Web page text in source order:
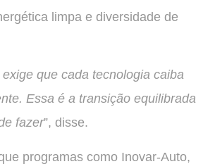
limpa e diversidade de
que cada tecnologia caiba
Essa é a transição equilibrada
fazer”, disse.
programas como Inovar-Auto,